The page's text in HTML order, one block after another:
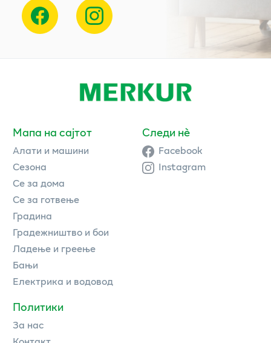
Мапа на сајтот
Алати и машини
Сезона
Се за дома
Се за готвење
Градина
Градежништво и бои
Ладење и греење
Бањи
Електрика и водовод
Политики
За нас
Следи нè
Facebook
Instagram